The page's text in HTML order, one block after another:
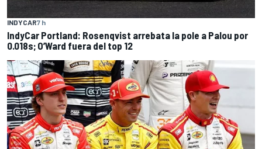
INDYCAR7 h
IndyCar Portland: Rosenqvist arrebata la pole a Palou por
0.018s; O’Ward fuera del top 12